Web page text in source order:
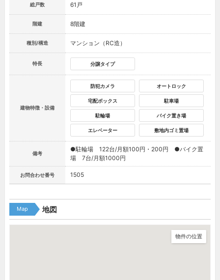
総戸数 61戸
階建 8階建
種別/構造 マンション（RC造）
特長 分譲タイプ
建物特徴・設備
防犯カメラ オートロック
宅配ボックス 駐車場
駐輪場 バイク置き場
エレベーター 敷地内ゴミ置場
備考
●駐輪場 122台/月額100円・200円 ●バイク置
場 7台/月額1000円
お問合わせ番号 1505
Map 地図
物件の位置